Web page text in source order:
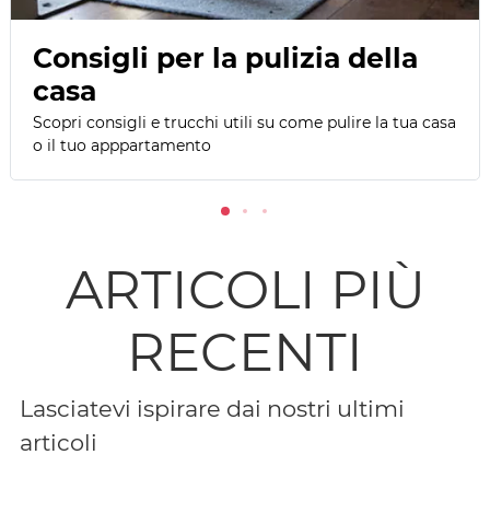
Consigli per la pulizia della
casa
Scopri consigli e trucchi utili su come pulire la tua casa
o il tuo apppartamento
ARTICOLI PIÙ
RECENTI
Lasciatevi ispirare dai nostri ultimi
articoli